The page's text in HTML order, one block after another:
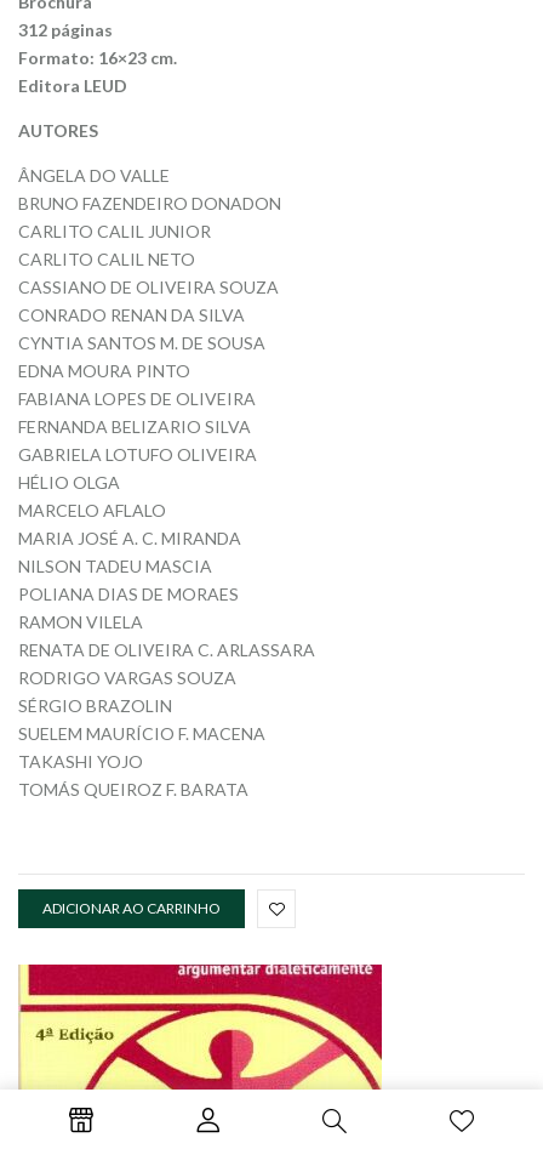
312 páginas
Formato: 16×23 cm.
Editora LEUD
AUTORES
ÂNGELA DO VALLE
BRUNO FAZENDEIRO DONADON
CARLITO CALIL JUNIOR
CARLITO CALIL NETO
CASSIANO DE OLIVEIRA SOUZA
CONRADO RENAN DA SILVA
CYNTIA SANTOS M. DE SOUSA
EDNA MOURA PINTO
FABIANA LOPES DE OLIVEIRA
FERNANDA BELIZARIO SILVA
GABRIELA LOTUFO OLIVEIRA
HÉLIO OLGA
MARCELO AFLALO
MARIA JOSÉ A. C. MIRANDA
NILSON TADEU MASCIA
POLIANA DIAS DE MORAES
RAMON VILELA
RENATA DE OLIVEIRA C. ARLASSARA
RODRIGO VARGAS SOUZA
SÉRGIO BRAZOLIN
SUELEM MAURÍCIO F. MACENA
TAKASHI YOJO
TOMÁS QUEIROZ F. BARATA
ADICIONAR AO CARRINHO